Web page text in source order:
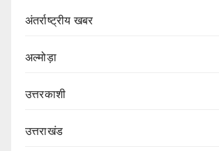
अंतर्राष्ट्रीय खबर
अल्मोड़ा
उत्तरकाशी
उत्तराखंड